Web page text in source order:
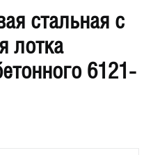
стальная с
лотка
6121-